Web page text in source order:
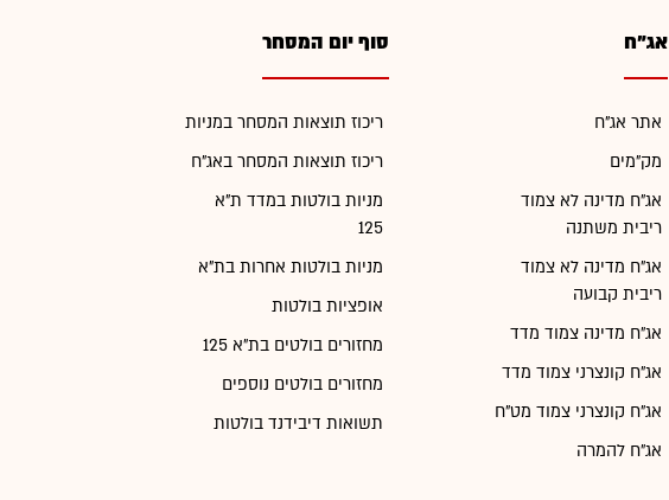
אג"ח
אתר אג"ח
מק"מים
אג"ח מדינה לא צמוד
ריבית משתנה
אג"ח מדינה לא צמוד
ריבית קבועה
אג"ח מדינה צמוד מדד
אג"ח קונצרני צמוד מדד
אג"ח קונצרני צמוד מט"ח
אג"ח להמרה
סוף יום המסחר
ריכוז תוצאות המסחר במניות
ריכוז תוצאות המסחר באג"ח
מניות בולטות במדד ת"א
125
מניות בולטות אחרות בת"א
אופציות בולטות
מחזורים בולטים בת"א 125
מחזורים בולטים נוספים
תשואות דיבידנד בולטות